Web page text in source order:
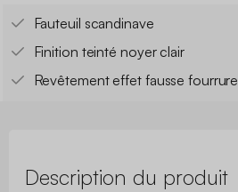
Fauteuil scandinave
Finition teinté noyer clair
Revêtement effet fausse fourrure
Description du produit